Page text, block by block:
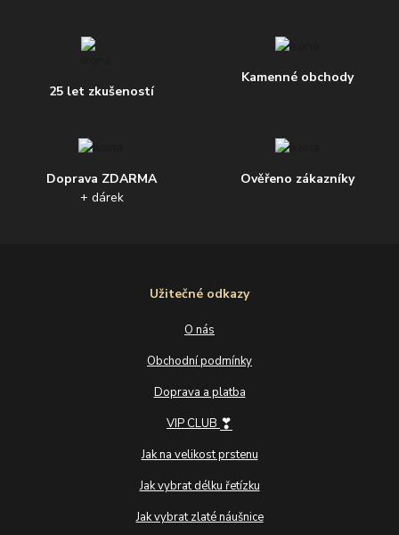
25 let zkušeností
Kamenné obchody
Doprava ZDARMA
+ dárek
Ověřeno zákazníky
Užitečné odkazy
O nás
Obchodní podmínky
Doprava a platba
VIP CLUB ❣
Jak na velikost prstenu
Jak vybrat délku řetízku
Jak vybrat zlaté náušnice